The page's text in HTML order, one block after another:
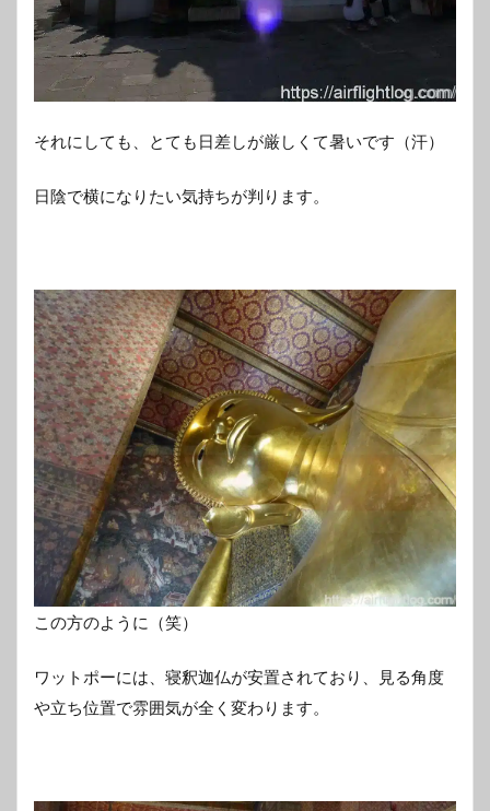
それにしても、とても日差しが厳しくて暑いです（汗）
日陰で横になりたい気持ちが判ります。
この方のように（笑）
ワットポーには、寝釈迦仏が安置されており、見る角度
や立ち位置で雰囲気が全く変わります。